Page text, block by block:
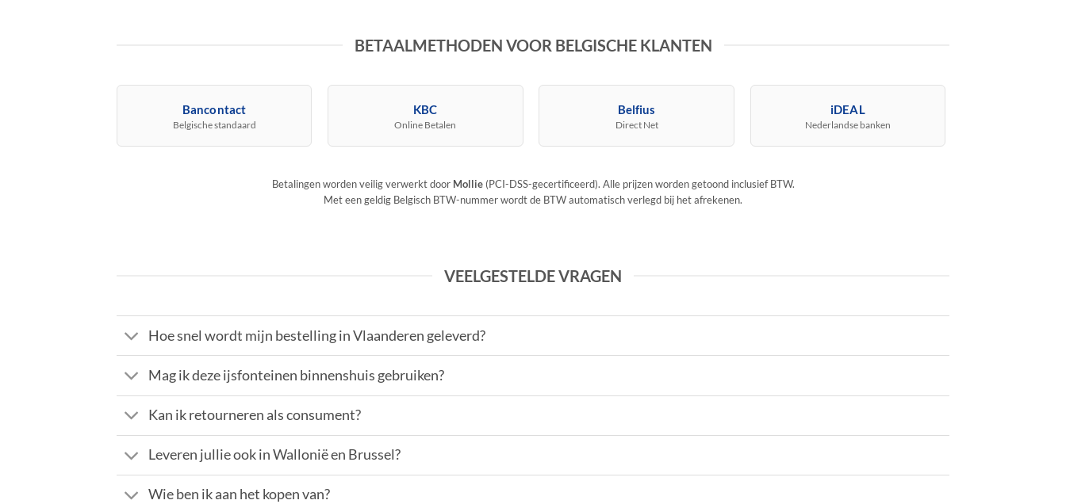
BETAALMETHODEN VOOR BELGISCHE KLANTEN
Bancontact
Belgische standaard
KBC
Online Betalen
Belfius
Direct Net
iDEAL
Nederlandse banken
Betalingen worden veilig verwerkt door Mollie(PCI-DSS-gecertificeerd). Alle prijzen worden getoond inclusief BTW.
Met een geldig Belgisch BTW-nummer wordt de BTW automatisch verlegd bij het afrekenen.
VEELGESTELDE VRAGEN
Hoe snel wordt mijn bestelling in Vlaanderen geleverd?
Mag ik deze ijsfonteinen binnenshuis gebruiken?
Kan ik retourneren als consument?
Leveren jullie ook in Wallonië en Brussel?
Wie ben ik aan het kopen van?